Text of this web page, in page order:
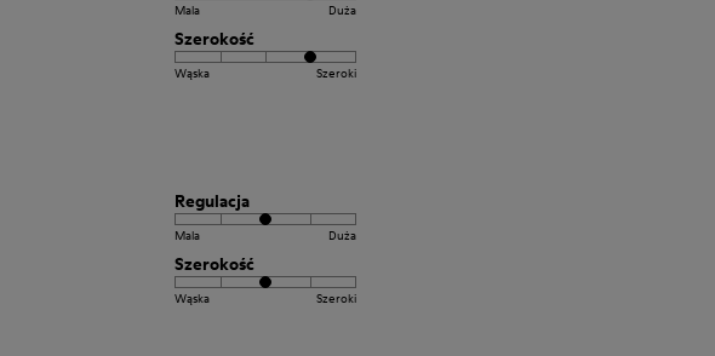
Mala Duża
Szerokość
Wąska Szeroki
Regulacja
Mala Duża
Szerokość
Wąska Szeroki